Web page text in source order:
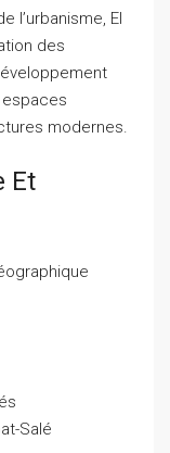
l’urbanisme, El
des
modernes.
Et
Salé